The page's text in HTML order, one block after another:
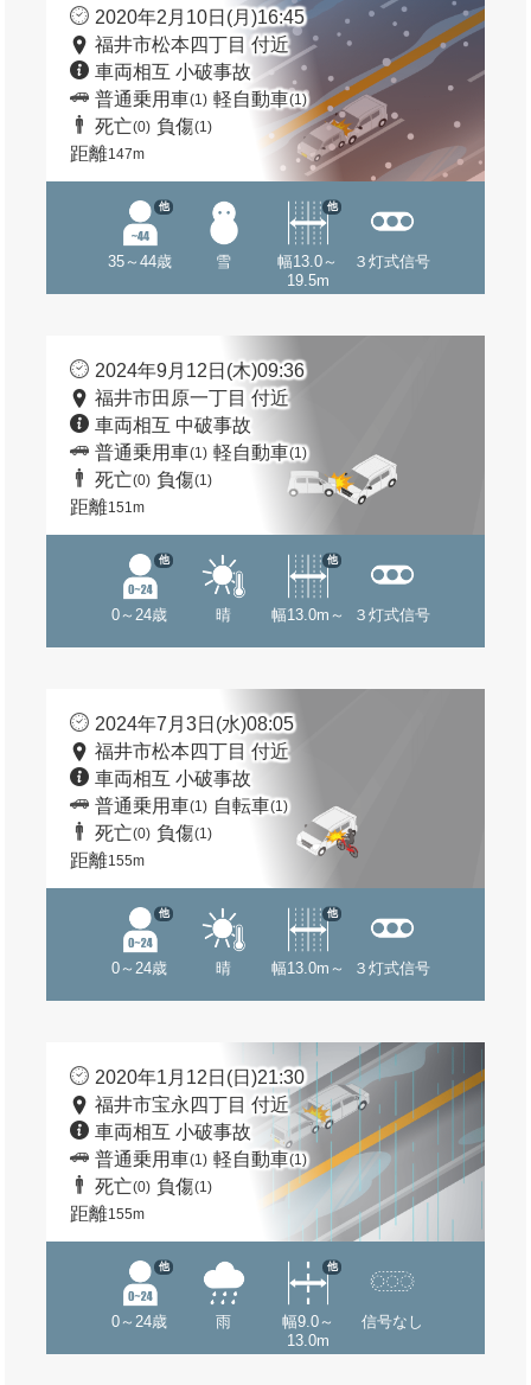
2020年2月10日(月)16:45
福井市松本四丁目 付近
車両相互 小破事故
普通乗用車(1) 軽自動車(1)
死亡(0) 負傷(1)
距離147m
35～44歳
他
雪
幅13.0～
19.5m
他
３灯式信号
2024年9月12日(木)09:36
福井市田原一丁目 付近
車両相互 中破事故
普通乗用車(1) 軽自動車(1)
死亡(0) 負傷(1)
距離151m
0～24歳
他
晴 幅13.0m～
他
３灯式信号
2024年7月3日(水)08:05
福井市松本四丁目 付近
車両相互 小破事故
普通乗用車(1) 自転車(1)
死亡(0) 負傷(1)
距離155m
0～24歳
他
晴 幅13.0m～
他
３灯式信号
2020年1月12日(日)21:30
福井市宝永四丁目 付近
車両相互 小破事故
普通乗用車(1) 軽自動車(1)
死亡(0) 負傷(1)
距離155m
0～24歳
他
雨
幅9.0～
13.0m
他
信号なし